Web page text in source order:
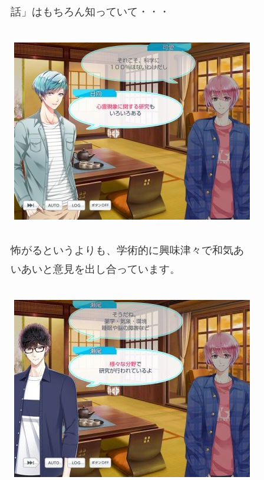
話」はもちろん知っていて・・・
怖がるというよりも、学術的に興味津々で和気あ
いあいと意見を出し合っています。